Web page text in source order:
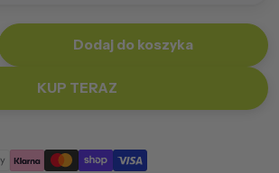
dla Fotel Flavio Sztruks
ilość dla Fotel Flavio Sztruks
Dodaj do koszyka
KUP TERAZ